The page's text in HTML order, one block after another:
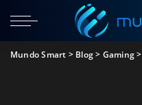
Mundo Smart > Blog> Gaming>